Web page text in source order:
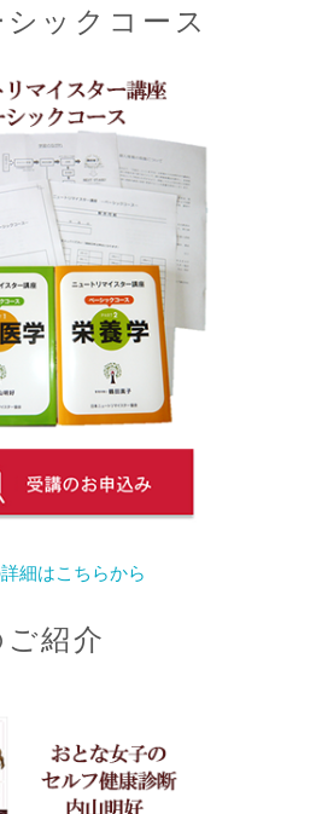
ックコース
細はこちらから
紹介